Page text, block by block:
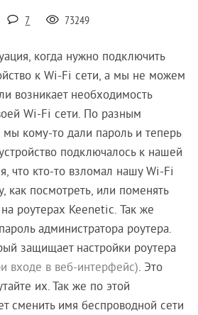
7 73249
когда нужно подключить
к Wi-Fi сети, а мы не можем
возникает необходимость
Wi-Fi сети. По разным
кому-то дали пароль и теперь
подключалось к нашей
что кто-то взломал нашу Wi-Fi
как посмотреть, или поменять
роутерах Keenetic. Так же
администратора роутера.
защищает настройки роутера
входе в веб-интерфейс). Это
их. Так же по этой
сменить имя беспроводной сети